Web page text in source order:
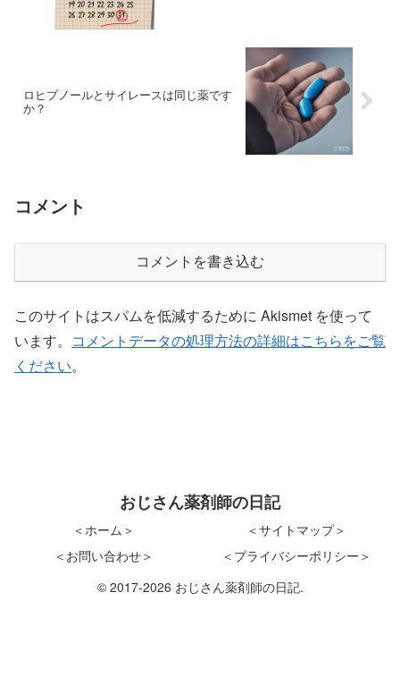
ロヒプノールとサイレースは同じ薬です
か？
コメント
コメントを書き込む
このサイトはスパムを低減するために Akismet を使って
います。 コメントデータの処理方法の詳細はこちらをご覧
ください。
おじさん薬剤師の日記
＜ホーム＞
＜サイトマップ＞
＜お問い合わせ＞
＜プライバシーポリシー＞
© 2017-2026 おじさん薬剤師の日記.